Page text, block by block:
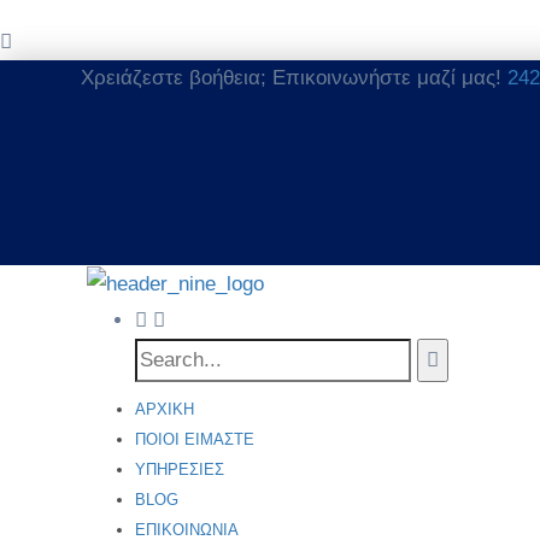
Χρειάζεστε βοήθεια; Επικοινωνήστε μαζί μας!
ΑΡΧΙΚΉ
ΠΟΙΟΙ ΕΊΜΑΣΤΕ
ΥΠΗΡΕΣΊΕΣ
BLOG
ΕΠΙΚΟΙΝΩΝΊΑ